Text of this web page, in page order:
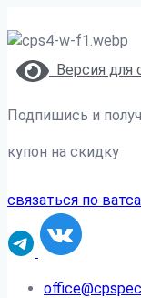
Версия для
Подпишись и
купон на скидку
связаться по